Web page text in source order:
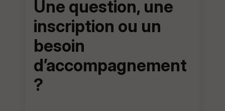
Une question, une
inscription ou un
besoin
d’accompagnement
?